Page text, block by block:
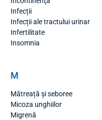
Infecții
Infecții ale tractului urinar
Infertilitate
Insomnia
M
Mătreață și seboree
Micoza unghiilor
Migrenă